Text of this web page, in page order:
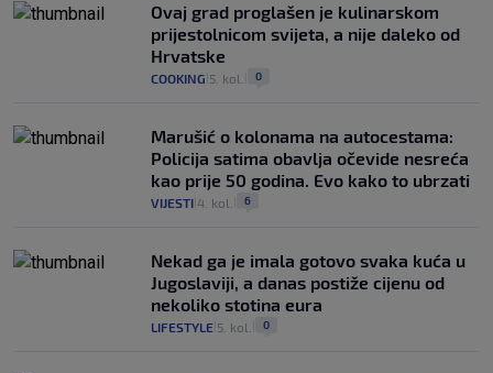
Ovaj grad proglašen je kulinarskom
prijestolnicom svijeta, a nije daleko od
Hrvatske
COOKING 5. kol. 0
Marušić o kolonama na autocestama:
Policija satima obavlja očevide nesreća
kao prije 50 godina. Evo kako to ubrzati
VIJESTI 4. kol. 6
Nekad ga je imala gotovo svaka kuća u
Jugoslaviji, a danas postiže cijenu od
nekoliko stotina eura
LIFESTYLE 5. kol. 0